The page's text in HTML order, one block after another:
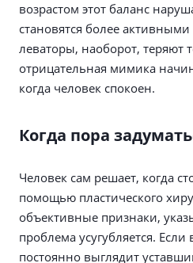
возрастом этот баланс
становятся более
леваторы, наоборот, теряют
отрицательная мимика
когда человек спокоен.
Когда пора
Человек сам решает, когда
помощью пластического
объективные признаки,
проблема усугубляется.
постоянно выглядит